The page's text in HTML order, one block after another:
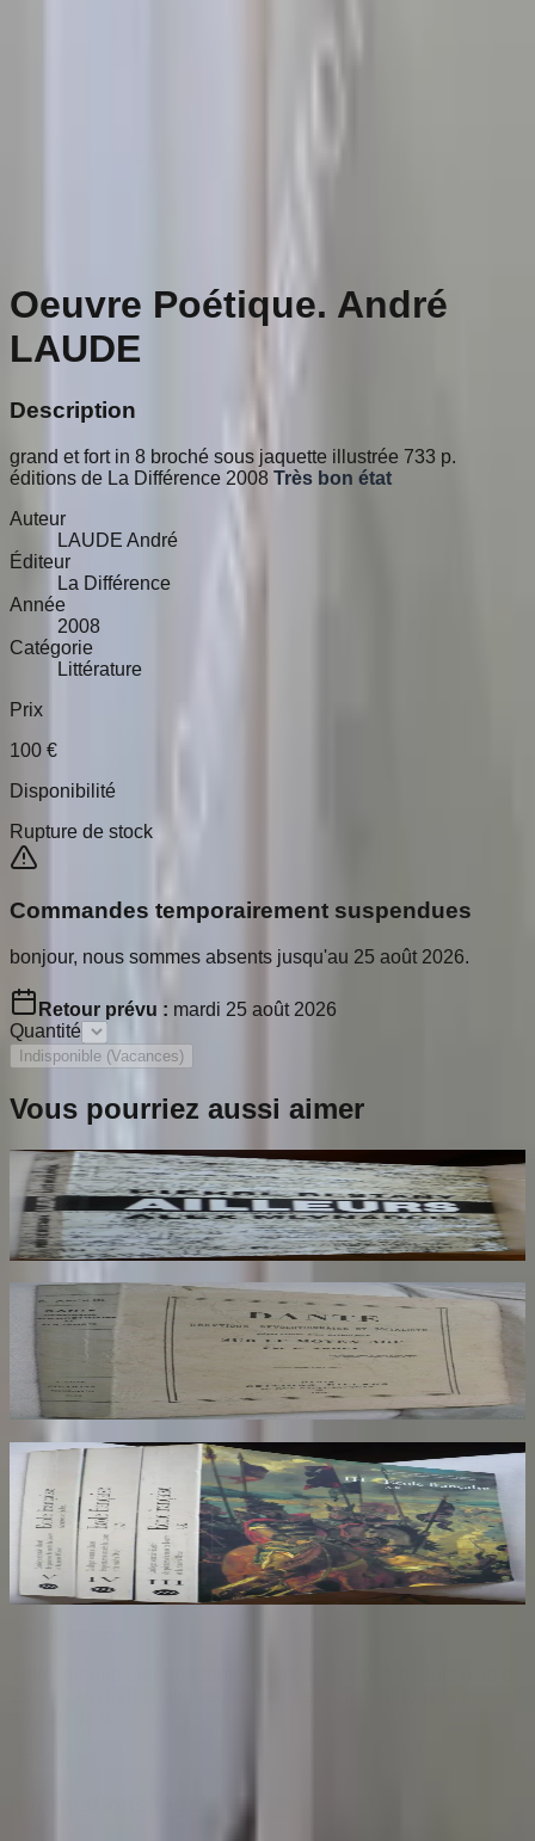
Oeuvre Poétique. André
LAUDE
Description
grand et fort in 8 broché sous jaquette illustrée 733 p.
éditions de La Différence 2008 Très bon état
Auteur
LAUDE André
Éditeur
La Différence
Année
2008
Catégorie
Littérature
Prix
100 €
Disponibilité
Rupture de stock
Commandes temporairement suspendues
bonjour, nous sommes absents jusqu'au 25 août 2026.
Retour prévu : mardi 25 août 2026
Quantité
Indisponible (Vacances)
Vous pourriez aussi aimer
Ailleurs
RESTANY Pierre
65€
Dante Hérétique et Révolutionnaire et
Socialiste
AROUX
€
Ecole Francaise. Catalogue Sommaire des
Peintures du Musée du Louvre et du Musée
d'Orsay. 3 Volumes : III, IV et V
COMPIN isabelle
70€